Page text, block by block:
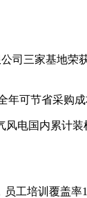
三家基地荣
可节省采购成
电国内累计
工培训覆盖率